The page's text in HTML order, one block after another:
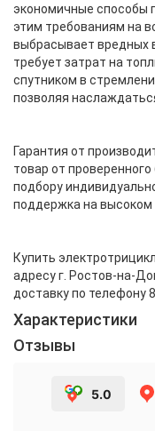
экономичные способы
этим требованиям на
выбрасывает вредных
требует затрат на
спутником в
позволяя
Гарантия от
товар от
подбору
поддержка на высоком
Купить
адресу г. Ростов-на-
доставку по телефону
Характеристики
Отзывы
5.0